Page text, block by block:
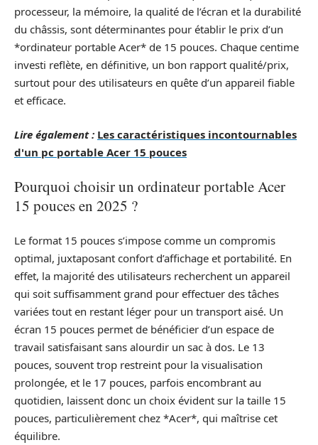
processeur, la mémoire, la qualité de l’écran et la durabilité
du châssis, sont déterminantes pour établir le prix d’un
*ordinateur portable Acer* de 15 pouces. Chaque centime
investi reflète, en définitive, un bon rapport qualité/prix,
surtout pour des utilisateurs en quête d’un appareil fiable
et efficace.
Lire également : Les caractéristiques incontournables
d'un pc portable Acer 15 pouces
Pourquoi choisir un ordinateur portable Acer
15 pouces en 2025 ?
Le format 15 pouces s’impose comme un compromis
optimal, juxtaposant confort d’affichage et portabilité. En
effet, la majorité des utilisateurs recherchent un appareil
qui soit suffisamment grand pour effectuer des tâches
variées tout en restant léger pour un transport aisé. Un
écran 15 pouces permet de bénéficier d’un espace de
travail satisfaisant sans alourdir un sac à dos. Le 13
pouces, souvent trop restreint pour la visualisation
prolongée, et le 17 pouces, parfois encombrant au
quotidien, laissent donc un choix évident sur la taille 15
pouces, particulièrement chez *Acer*, qui maîtrise cet
équilibre.